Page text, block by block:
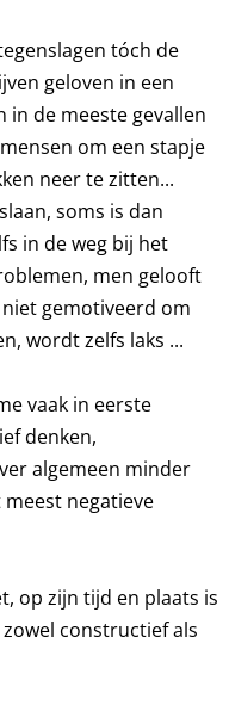
tóch de
geloven in een
de meeste gevallen
om een stapje
neer te zitten...
soms is dan
in de weg bij het
men gelooft
gemotiveerd om
wordt zelfs laks ...
vaak in eerste
denken,
algemeen minder
negatieve
op zijn tijd en plaats is
constructief als